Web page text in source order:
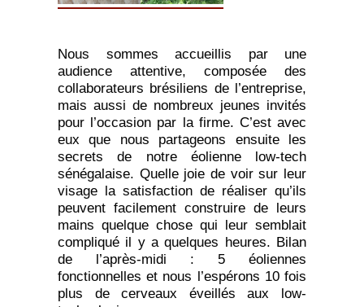
Nous sommes accueillis par une
audience attentive, composée des
collaborateurs brésiliens de l’entreprise,
mais aussi de nombreux jeunes invités
pour l’occasion par la firme. C’est avec
eux que nous partageons ensuite les
secrets de notre éolienne low-tech
sénégalaise. Quelle joie de voir sur leur
visage la satisfaction de réaliser qu’ils
peuvent facilement construire de leurs
mains quelque chose qui leur semblait
compliqué il y a quelques heures. Bilan
de l’après-midi : 5 éoliennes
fonctionnelles et nous l’espérons 10 fois
plus de cerveaux éveillés aux low-